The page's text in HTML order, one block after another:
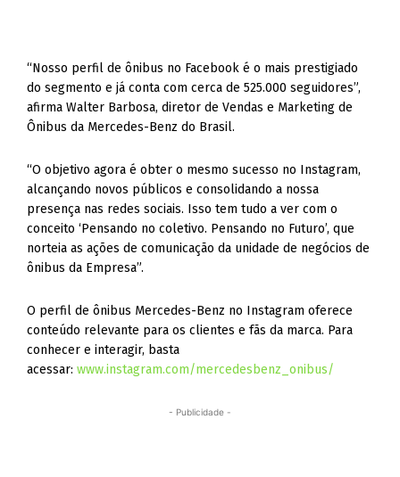
“Nosso perfil de ônibus no Facebook é o mais prestigiado
do segmento e já conta com cerca de 525.000 seguidores”,
afirma Walter Barbosa, diretor de Vendas e Marketing de
Ônibus da Mercedes-Benz do Brasil.
“O objetivo agora é obter o mesmo sucesso no Instagram,
alcançando novos públicos e consolidando a nossa
presença nas redes sociais. Isso tem tudo a ver com o
conceito ‘Pensando no coletivo. Pensando no Futuro’, que
norteia as ações de comunicação da unidade de negócios de
ônibus da Empresa”.
O perfil de ônibus Mercedes-Benz no Instagram oferece
conteúdo relevante para os clientes e fãs da marca. Para
conhecer e interagir, basta
acessar:www.instagram.com/mercedesbenz_onibus/
- Publicidade -